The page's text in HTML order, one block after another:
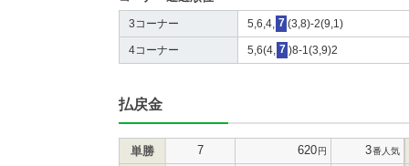
3コーナー 5,6,4, 7 (3,8)-2(9,1)
4コーナー 5,6(4, 7 )8-1(3,9)2
払戻金
単勝 7 620円 3番人気